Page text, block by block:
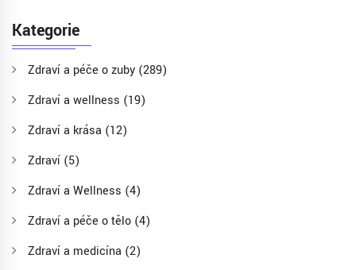
Kategorie
Zdraví a péče o zuby (289)
Zdraví a wellness (19)
Zdraví a krása (12)
Zdraví (5)
Zdraví a Wellness (4)
Zdraví a péče o tělo (4)
Zdraví a medicína (2)